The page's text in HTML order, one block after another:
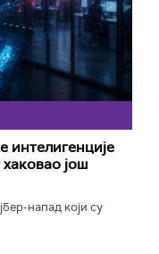
интелигенције
још
напад који су